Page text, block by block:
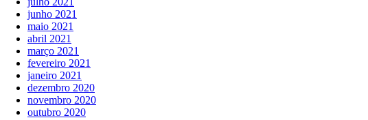
junho 2021
maio 2021
abril 2021
março 2021
fevereiro 2021
janeiro 2021
dezembro 2020
novembro 2020
outubro 2020